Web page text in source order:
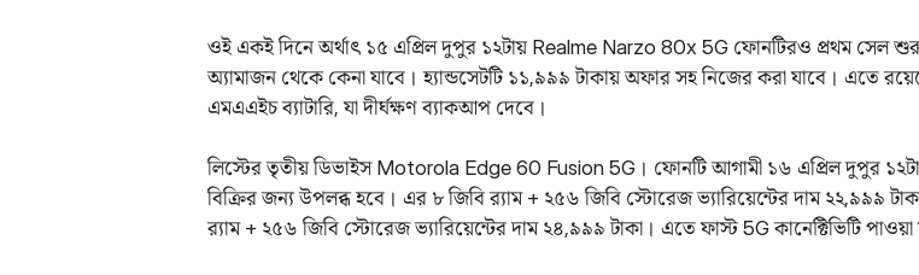
ওই একই দিনে অর্থাৎ ১৫ এপ্রিল দুপুর ১২টায় Realme Narzo 80x 5G ফোনটিরও প্রথম সেল
অ্যামাজন থেকে কেনা যাবে। হ্যান্ডসেটটি ১১,৯৯৯ টাকায় অফার সহ নিজের করা যাবে। এতে
এমএএইচ ব্যাটারি, যা দীর্ঘক্ষণ ব্যাকআপ দেবে।
লিস্টের তৃতীয় ডিভাইস Motorola Edge 60 Fusion 5G। ফোনটি আগামী ১৬ এপ্রিল দুপুর ১২টায়
বিক্রির জন্য উপলব্ধ হবে। এর ৮ জিবি র‌্যাম + ২৫৬ জিবি স্টোরেজ ভ্যারিয়েন্টের দাম ২২,৯৯৯
র‌্যাম + ২৫৬ জিবি স্টোরেজ ভ্যারিয়েন্টের দাম ২৪,৯৯৯ টাকা। এতে ফাস্ট 5G কানেক্টিভিটি পাওয়া